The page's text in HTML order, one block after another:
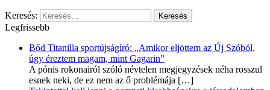
Keresés:
Legfrissebb
Bőd Titanilla sportújságíró: „Amikor eljöttem az Új Szóból,
úgy éreztem magam, mint Gagarin”
A pónis rokonairól szóló névtelen megjegyzések néha rosszul
esnek neki, de ez nem az ő problémája […]